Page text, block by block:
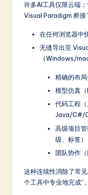
许多AI工具仅限云端
Visual Paradigm 桥接
在任何浏览器中
无缝导出至
（Windows/
精确的布
模型仿真
代码工程
Java/C#/
高级项目
级、标签）
团队协作
这种连续性消除了常
个工具中专业地完成”